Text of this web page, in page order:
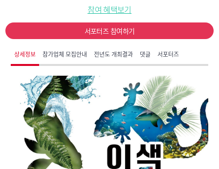
참여 혜택보기
서포터즈 참여하기
상세정보 참가업체 모집안내 전년도 개최결과 댓글 서포터즈